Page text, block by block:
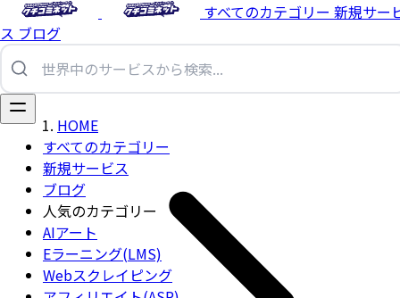
すべてのカテゴリー 新規サー
ス ブログ
すべてのカテゴリー
新規サービス
ブログ
人気のカテゴリー
AIアート
Eラーニング(LMS)
Webスクレイピング
HOME